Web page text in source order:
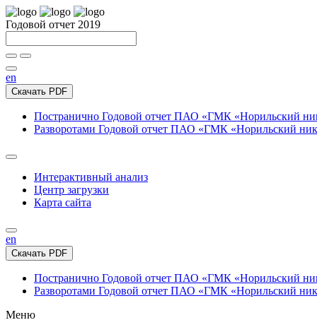
Годовой отчет 2019
en
Скачать PDF
Постранично Годовой отчет ПАО «ГМК «Норильский
Разворотами Годовой отчет ПАО «ГМК «Норильский
Интерактивный анализ
Центр загрузки
Карта сайта
en
Скачать PDF
Постранично Годовой отчет ПАО «ГМК «Норильский
Разворотами Годовой отчет ПАО «ГМК «Норильский
Меню